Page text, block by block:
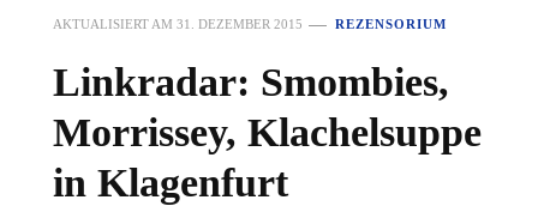
AKTUALISIERT AM 31. DEZEMBER 2015 REZENSORIUM
Linkradar: Smombies,
Morrissey, Klachelsuppe
in Klagenfurt